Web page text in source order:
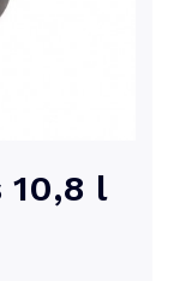
10,8 l